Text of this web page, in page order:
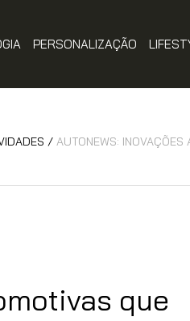
PERSONALIZAÇÃO
/ AUTONEWS:
que